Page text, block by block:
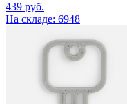
439 руб.
На складе: 6948